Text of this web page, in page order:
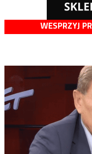
WESPRZYJ